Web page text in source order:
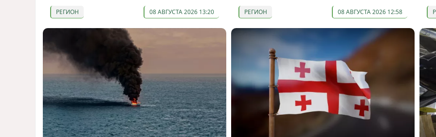
РЕГИОН 08 АВГУСТА 2026 13:20 РЕГИОН 08 АВГУСТА 2026 12:58